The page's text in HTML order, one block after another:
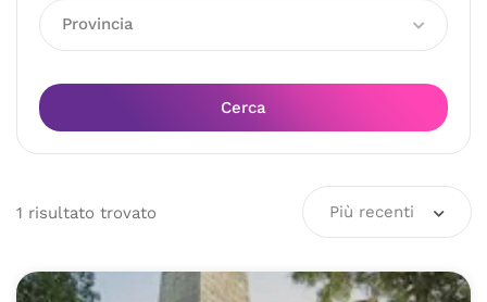
Provincia
Cerca
1 risultato trovato Più recenti